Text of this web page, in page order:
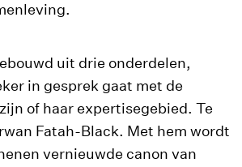
uit drie onderdelen,
in gesprek gaat met de
of haar expertisegebied. Te
Fatah-Black. Met hem wordt
vernieuwde canon van